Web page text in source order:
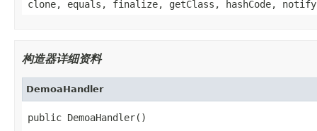
clone, equals, finalize, getClass, hashCode,
构造器详细资料
DemoaHandler
public DemoaHandler()